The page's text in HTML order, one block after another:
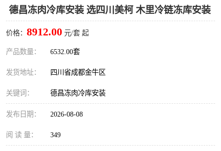
德昌冻肉冷库安装 选四川美柯 木里冷链冻库安装
价格： 8912.00 元/套 起
产品数量： 6532.00套
发货地址： 四川省成都金牛区
关键词： 德昌冻肉冷库安装
发布日期： 2026-08-08
阅 读 量： 349